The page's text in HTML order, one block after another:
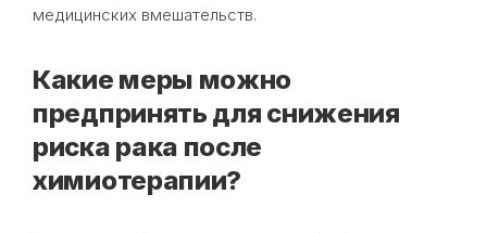
медицинских вмешательств.
Какие меры можно
предпринять для снижения
риска рака после
химиотерапии?